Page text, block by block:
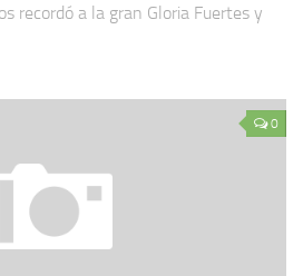
recordó a la gran Gloria Fuertes y
0